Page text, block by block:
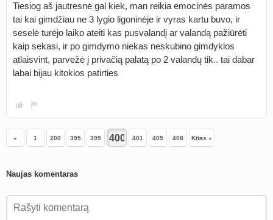
Tiesiog aš jautresnė gal kiek, man reikia emocinės paramos
tai kai gimdžiau ne 3 lygio ligoninėje ir vyras kartu buvo, ir
seselė turėjo laiko ateiti kas pusvalandį ar valandą pažiūrėti
kaip sekasi, ir po gimdymo niekas neskubino gimdyklos
atlaisvint, parvežė į privačią palatą po 2 valandų tik.. tai dabar
labai bijau kitokios patirties
« 1 200 395 399 401 405 408 Kitas »
Naujas komentaras